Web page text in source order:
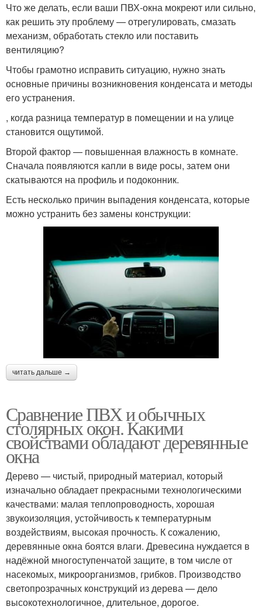
Что же делать, если ваши ПВХ-окна мокреют или сильно,
как решить эту проблему — отрегулировать, смазать
механизм, обработать стекло или поставить
вентиляцию?
Чтобы грамотно исправить ситуацию, нужно знать
основные причины возникновения конденсата и методы
его устранения.
, когда разница температур в помещении и на улице
становится ощутимой.
Второй фактор — повышенная влажность в комнате.
Сначала появляются капли в виде росы, затем они
скатываются на профиль и подоконник.
Есть несколько причин выпадения конденсата, которые
можно устранить без замены конструкции:
читать дальше →
Сравнение ПВХ и обычных
столярных окон. Какими
свойствами обладают деревянные
окна
Дерево — чистый, природный материал, который
изначально обладает прекрасными технологическими
качествами: малая теплопроводность, хорошая
звукоизоляция, устойчивость к температурным
воздействиям, высокая прочность. К сожалению,
деревянные окна боятся влаги. Древесина нуждается в
надёжной многоступенчатой защите, в том числе от
насекомых, микроорганизмов, грибков. Производство
светопрозрачных конструкций из дерева — дело
высокотехнологичное, длительное, дорогое.